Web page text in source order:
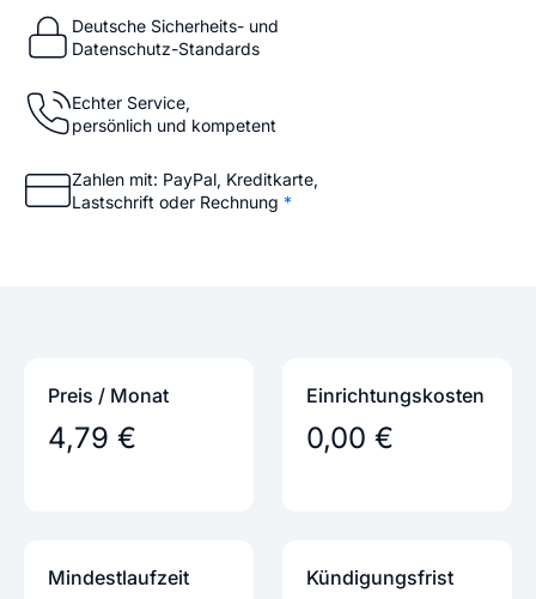
Deutsche Sicherheits- und
Datenschutz-Standards
Echter Service,
persönlich und kompetent
Zahlen mit: PayPal, Kreditkarte,
Lastschrift oder Rechnung *
Preis / Monat
4,79 €
Einrichtungs­kosten
0,00 €
Mindestlaufzeit Kündigungs­frist